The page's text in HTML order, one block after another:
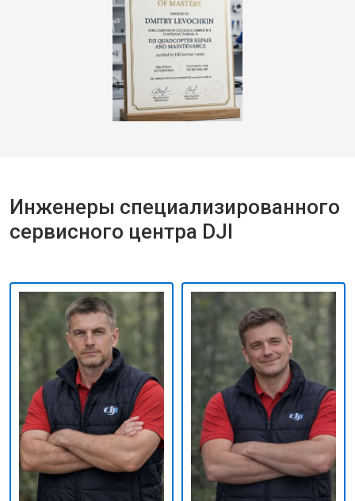
Инженеры специализированного
сервисного центра DJI